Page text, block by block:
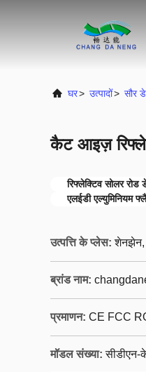
घर> उत्पादों> सौर
कैट आइज़
रिफ्लेक्टिव सोलर रोड
एलईडी एल्युमिनियम
उत्पत्ति के प्लेस: शेनझेन,
ब्रांड नाम:
प्रमाणन: CE FCC
मॉडल संख्या: